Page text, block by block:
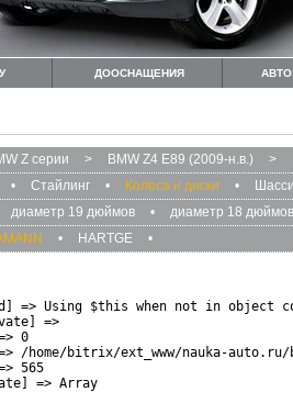
ДООСНАЩЕНИЯ
Z серии > BMW Z4 E89 (2009-н.в.) >
• Стайлинг • Колеса и диски • Шасси
диаметр 19 дюймов • диаметр 18 дюймов
• HARTGE •
=> Using $this when not in object
=>
0
/home/bitrix/ext_www/nauka-
565
=> Array